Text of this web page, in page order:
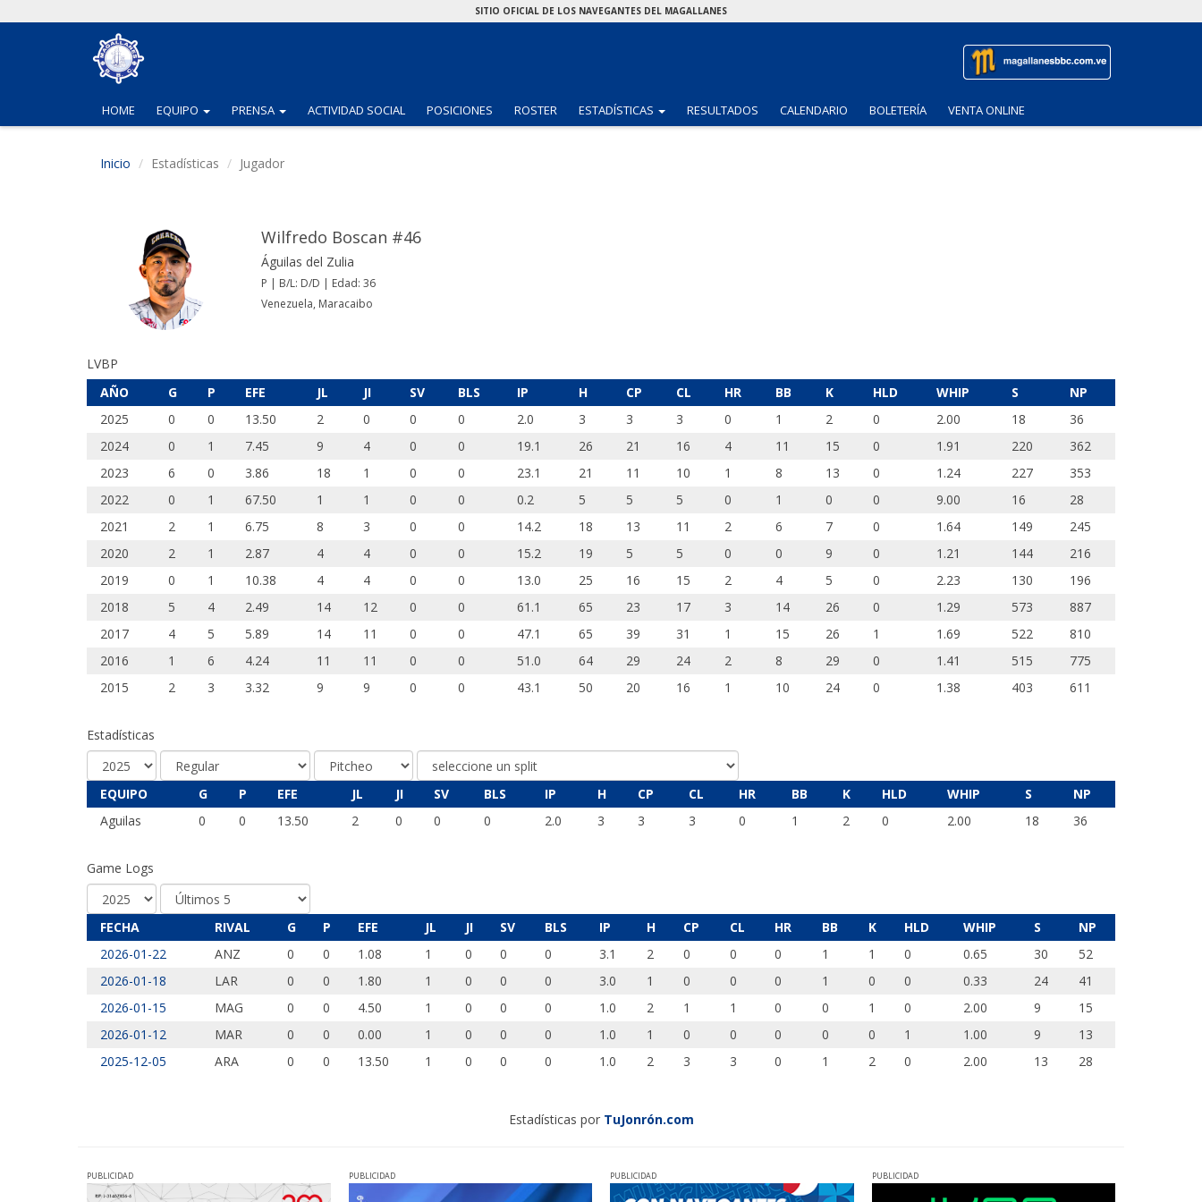
SITIO OFICIAL DE LOS NAVEGANTES DEL MAGALLANES
HOME EQUIPO (CURRENT)
PRENSA (CURRENT)
ACTIVIDAD SOCIAL POSICIONES ROSTER ESTADÍSTICAS (CURRENT)
RESULTADOS CALENDARIO BOLETERÍA VENTA ONLINE
Inicio Estadísticas Jugador
Wilfredo Boscan #46
Águilas del Zulia
P | B/L: D/D | Edad: 36
Venezuela, Maracaibo
LVBP
AÑO
G P EFE JL JI SV BLS IP H CP CL HR BB K HLD WHIP S
NP
2025
0 0 13.50 2 0 0 0 2.0 3 3 3 0 1 2 0 2.00 18
36
2024
0 1 7.45 9 4 0 0 19.1 26 21 16 4 11 15 0 1.91 220
362
2023
6 0 3.86 18 1 0 0 23.1 21 11 10 1 8 13 0 1.24 227
353
2022
0 1 67.50 1 1 0 0 0.2 5 5 5 0 1 0 0 9.00 16
28
2021
2 1 6.75 8 3 0 0 14.2 18 13 11 2 6 7 0 1.64 149
245
2020
2 1 2.87 4 4 0 0 15.2 19 5 5 0 0 9 0 1.21 144
216
2019
0 1 10.38 4 4 0 0 13.0 25 16 15 2 4 5 0 2.23 130
196
2018
5 4 2.49 14 12 0 0 61.1 65 23 17 3 14 26 0 1.29 573
887
2017
4 5 5.89 14 11 0 0 47.1 65 39 31 1 15 26 1 1.69 522
810
2016
1 6 4.24 11 11 0 0 51.0 64 29 24 2 8 29 0 1.41 515
775
2015
2 3 3.32 9 9 0 0 43.1 50 20 16 1 10 24 0 1.38 403 611
Estadísticas
EQUIPO G P EFE JL JI SV BLS IP H CP CL HR BB K HLD WHIP S
NP
Aguilas
0 0 13.50 2 0 0 0 2.0 3 3 3 0 1 2 0 2.00 18 36
Game Logs
FECHA RIVAL G P EFE JL JI SV BLS IP H CP CL HR BB K HLD WHIP S
NP
2026-01-22
ANZ 0 0 1.08 1 0 0 0 3.1 2 0 0 0 1 1 0 0.65 30
52
2026-01-18
LAR 0 0 1.80 1 0 0 0 3.0 1 0 0 0 1 0 0 0.33 24
41
2026-01-15
MAG 0 0 4.50 1 0 0 0 1.0 2 1 1 0 0 1 0 2.00 9
15
2026-01-12
MAR 0 0 0.00 1 0 0 0 1.0 1 0 0 0 0 0 1 1.00 9
13
2025-12-05
ARA 0 0 13.50 1 0 0 0 1.0 2 3 3 0 1 2 0 2.00 13 28
Estadísticas por TuJonrón.com
PUBLICIDAD PUBLICIDAD PUBLICIDAD PUBLICIDAD